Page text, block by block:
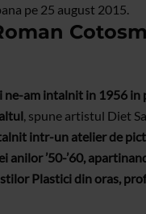
pe 25 august 2015.
ne-am intalnit in 1956
, spune artistul Diet
intr-un atelier de
’50-’60,
Plastici din oras,